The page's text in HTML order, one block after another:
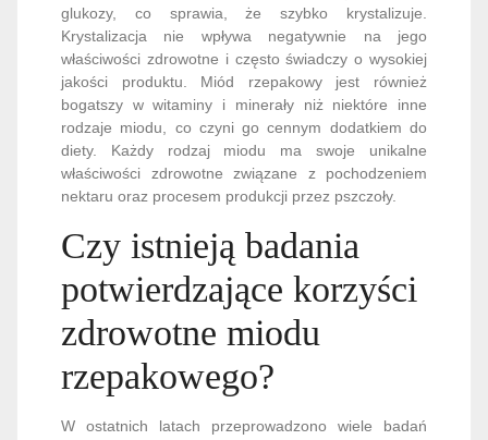
glukozy, co sprawia, że szybko krystalizuje.
Krystalizacja nie wpływa negatywnie na jego
właściwości zdrowotne i często świadczy o wysokiej
jakości produktu. Miód rzepakowy jest również
bogatszy w witaminy i minerały niż niektóre inne
rodzaje miodu, co czyni go cennym dodatkiem do
diety. Każdy rodzaj miodu ma swoje unikalne
właściwości zdrowotne związane z pochodzeniem
nektaru oraz procesem produkcji przez pszczoły.
Czy istnieją badania
potwierdzające korzyści
zdrowotne miodu
rzepakowego?
W ostatnich latach przeprowadzono wiele badań